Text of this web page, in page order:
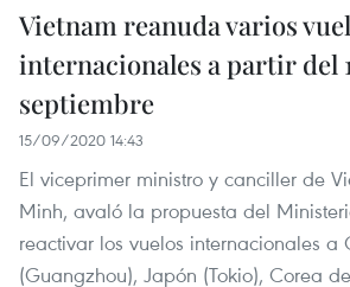
Vietnam reanuda varios
internacionales a partir del
septiembre
15/09/2020 14:43
El viceprimer ministro y canciller de
Minh, avaló la propuesta del
reactivar los vuelos internacionales a
(Guangzhou), Japón (Tokio), Corea